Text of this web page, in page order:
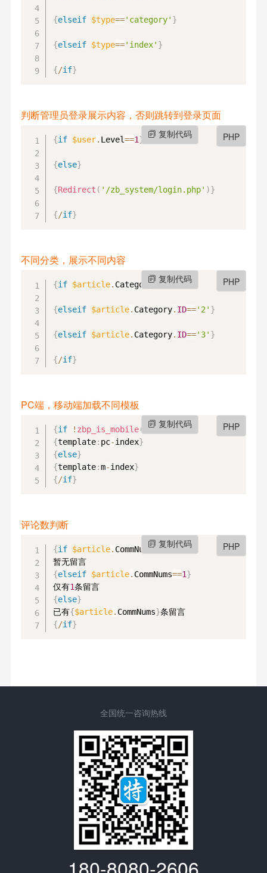
{elseif $type=='category' }
{elseif $type=='index' }
{/if}
判断管理员登录展示内容，否则跳转到登录页面
复制代码
{if $user. Level==1}
{else}
{Redirect ( '/zb_system/login.php' )}
{/if}
PHP
不同分类，展示不同内容
复制代码
{if $article. Category. ID=='1'}
{elseif $article. Category. ID=='2' }
{elseif $article. Category. ID=='3' }
{/if}
PHP
PC端，移动端加载不同模板
复制代码
{if ! zbp_is_mobile(
}
{template: pc-index}
{else}
{template:m-index}
{/if}
PHP
评论数判断
复制代码
{if $article. CommNums==0}
暂无留言
{elseif $article. CommNums==1}
仅有1
条留言
{else}
已有{$article. CommNums}
条留言
{/if}
PHP
全国统一咨询热线